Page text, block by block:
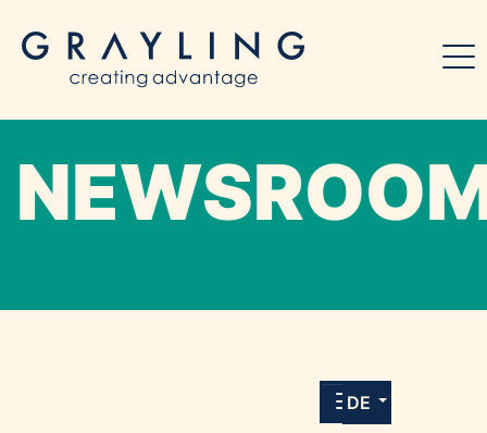
allen Meldungen und Downloads unserer
DE